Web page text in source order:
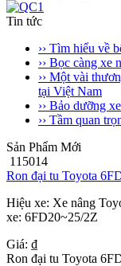
Tin tức
›› Tìm hiểu về
›› Bọc càng xe
›› Một vài
tại Việt Nam
›› Bảo dưỡng
›› Tầm quan
Sản Phẩm Mới
115014
Ron đại tu Toyota
Hiệu xe: Xe nâng
xe: 6FD20~25/2Z
Giá: ₫
Ron đại tu Toyota